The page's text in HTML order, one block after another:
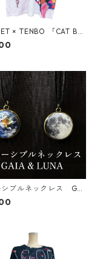
× TENBO 「CAT BL
」ドライTシャツ
〜大人XL）
シブルネックレス GAI